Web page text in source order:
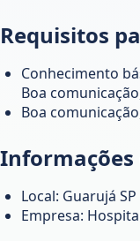
Requisitos
Conhecimento
Boa
Boa
Informações
Local: Guarujá SP
Empresa: